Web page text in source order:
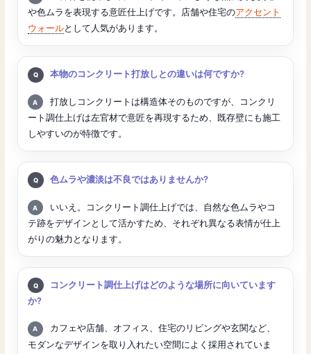
や色ムラを表現する意匠仕上げです。店舗や住宅のアクセント
ウォールとして人気があります。
質問:
本物のコンクリート打放しとの違いは何ですか?
回答:
打放しコンクリートは構造体そのものですが、コンクリ
ート調仕上げは左官材で意匠を再現するため、既存壁にも施工
しやすいのが特徴です。
質問:
色ムラや濃淡は不良ではありませんか?
回答:
いいえ。コンクリート調仕上げでは、自然な色ムラやコ
テ跡をデザインとして活かすため、それぞれ異なる表情が仕上
がりの魅力となります。
質問:
コンクリート調仕上げはどのような場所に向いています
か?
回答:
カフェや店舗、オフィス、住宅のリビングや玄関など、
モダンなデザインを取り入れたい空間によく採用されていま